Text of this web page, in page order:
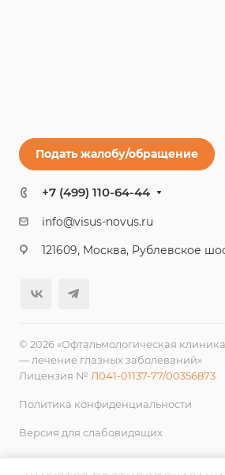
Подать жалобу/обращение
+7 (499) 110-64-44
info@visus-novus.ru
121609, Москва, Рублевское
© 2026 «Офтальмологическая
— лечение глазных заболеваний»
Лицензия № Л041-01137-77/00356873
Политика конфиденциальности
Версия для слабовидящих